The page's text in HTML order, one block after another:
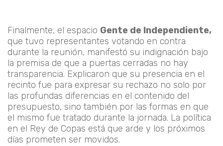
Finalmente, el espacio Gente de Independiente,
que tuvo representantes votando en contra
durante la reunión, manifestó su indignación bajo
la premisa de que a puertas cerradas no hay
transparencia. Explicaron que su presencia en el
recinto fue para expresar su rechazo no solo por
las profundas diferencias en el contenido del
presupuesto, sino también por las formas en que
el mismo fue tratado durante la jornada. La política
en el Rey de Copas está que arde y los próximos
días prometen ser movidos.